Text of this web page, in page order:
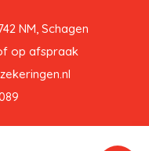
NM, Schagen
op afspraak